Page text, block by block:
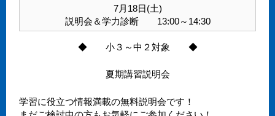
7月18日(土)
説明会＆学力診断 13:00～14:30
◆ 小３～中２対象 ◆
夏期講習説明会
学習に役立つ情報満載の無料説明会です！